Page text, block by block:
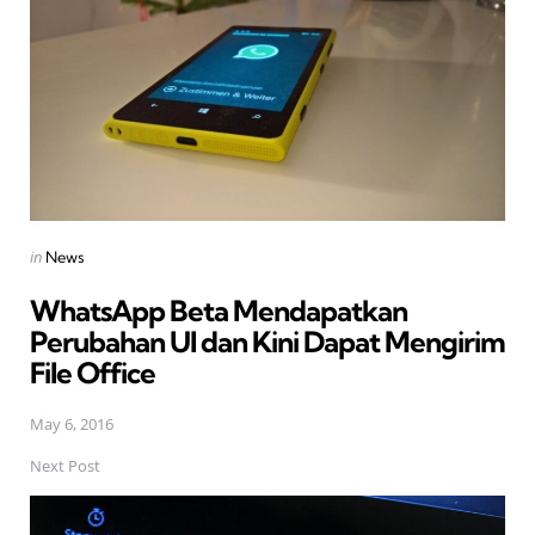
Posted
in News
WhatsApp Beta Mendapatkan
Perubahan UI dan Kini Dapat Mengirim
File Office
May 6, 2016
Next Post